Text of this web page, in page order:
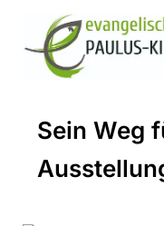
Sein Weg